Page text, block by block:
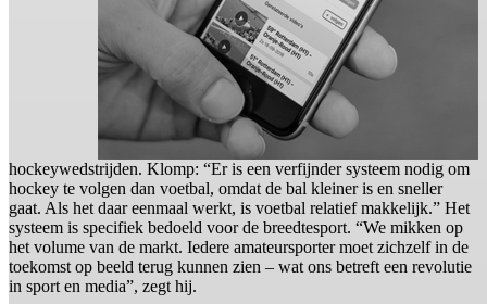
hockeywedstrijden. Klomp: “Er is een verfijnder systeem nodig om
hockey te volgen dan voetbal, omdat de bal kleiner is en sneller
gaat. Als het daar eenmaal werkt, is voetbal relatief makkelijk.” Het
systeem is specifiek bedoeld voor de breedtesport. “We mikken op
het volume van de markt. Iedere amateursporter moet zichzelf in de
toekomst op beeld terug kunnen zien – wat ons betreft een revolutie
in sport en media”, zegt hij.